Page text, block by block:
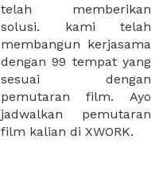
film kalian di XWORK.